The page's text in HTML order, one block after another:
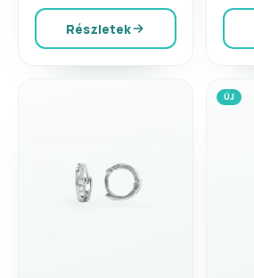
Részletek
ÚJ